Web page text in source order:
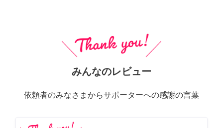
みんなのレビュー
依頼者のみなさまからサポーターへの感謝の言葉